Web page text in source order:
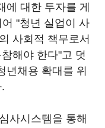
에 대한 투자를 게
"청년 실업이 사
사회적 책무로서
해야 한다"고 덧
년채용 확대를 위
사시스템을 통해